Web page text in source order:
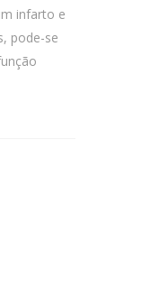
infarto e
pode-se